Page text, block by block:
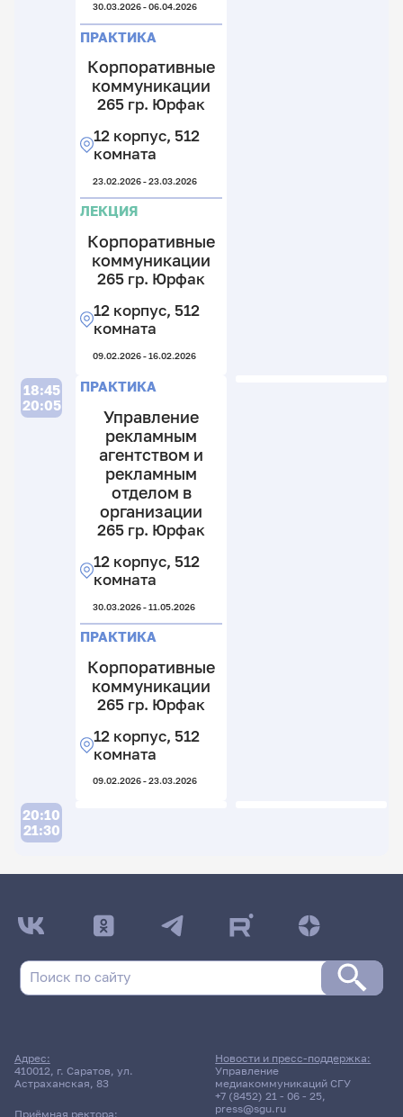
30.03.2026 - 06.04.2026
ПРАКТИКА
Корпоративные
коммуникации
265 гр. Юрфак
12 корпус, 512
комната
23.02.2026 - 23.03.2026
ЛЕКЦИЯ
Корпоративные
коммуникации
265 гр. Юрфак
12 корпус, 512
комната
09.02.2026 - 16.02.2026
18:45
20:05
ПРАКТИКА
Управление
рекламным
агентством и
рекламным
отделом в
организации
265 гр. Юрфак
12 корпус, 512
комната
30.03.2026 - 11.05.2026
ПРАКТИКА
Корпоративные
коммуникации
265 гр. Юрфак
12 корпус, 512
комната
09.02.2026 - 23.03.2026
20:10
21:30
ДАТА ПОСЛЕДНЕГО ОБНОВЛЕНИЯ:
03.06.2026
Аркадьевна
Зачет
Управление рекламным
агентствоми рекламным
Адрес:
410012, г. Саратов, ул.
Астраханская, 83
Приёмная ректора:
Новости и пресс-поддержка:
Управление
медиакоммуникаций СГУ
+7 (8452) 21 - 06 - 25,
press@sgu.ru